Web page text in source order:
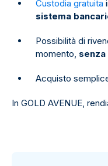
Custodia gratuita
sistema
Possibilità di
momento,
Acquisto
In GOLD AVENUE,